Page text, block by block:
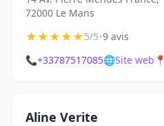
72000 Le Mans
★★★★★5/5•9 avis
📞+33787517085🌐Site web 📍
Aline Verite